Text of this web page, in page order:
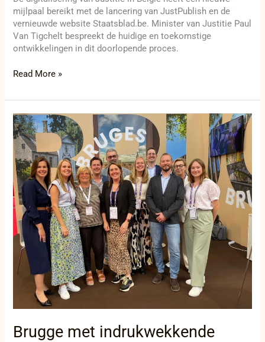
mijlpaal bereikt met de lancering van JustPublish en de
vernieuwde website Staatsblad.be. Minister van Justitie Paul
Van Tigchelt bespreekt de huidige en toekomstige
ontwikkelingen in dit doorlopende proces.
Read More »
Brugge met indrukwekkende
Brugge
met
indrukwekkende
delegatie
aanwezig
op
IMEX
Frankfurt
2024